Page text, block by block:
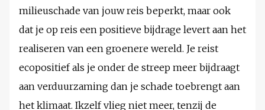
milieuschade van jouw reis beperkt, maar ook
dat je op reis een positieve bijdrage levert aan het
realiseren van een groenere wereld. Je reist
ecopositief als je onder de streep meer bijdraagt
aan verduurzaming dan je schade toebrengt aan
het klimaat. Ikzelf vlieg niet meer, tenzij de